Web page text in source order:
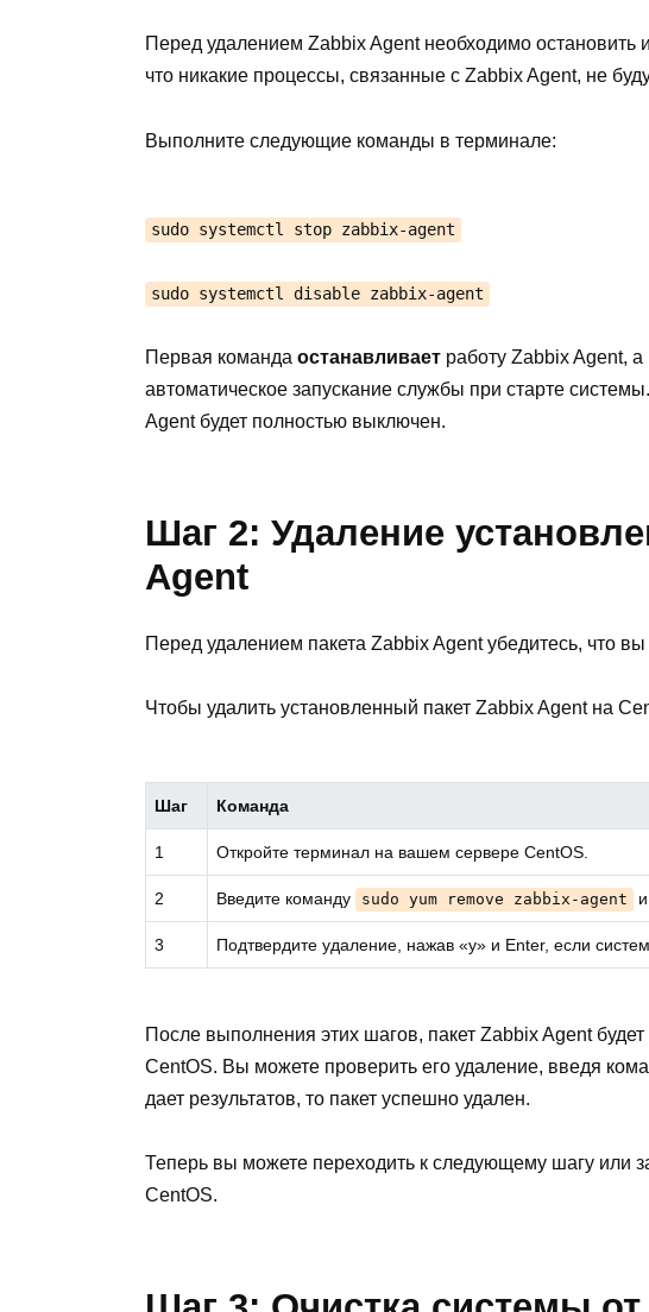
Перед удалением Zabbix Agent необходимо остановить
что никакие процессы, связанные с Zabbix Agent, не
Выполните следующие команды в терминале:
sudo systemctl stop zabbix-agent
sudo systemctl disable zabbix-agent
Первая команда останавливает работу Zabbix Agent,
автоматическое запускание службы при старте
Agent будет полностью выключен.
Шаг 2: Удаление
Agent
Перед удалением пакета Zabbix Agent убедитесь, что
Чтобы удалить установленный пакет Zabbix Agent на
Шаг Команда
1 Откройте терминал на вашем сервере CentOS.
2 Введите команду sudo yum remove zabbix-agent
3 Подтвердите удаление, нажав «y» и Enter, если
После выполнения этих шагов, пакет Zabbix Agent
CentOS. Вы можете проверить его удаление, введя
дает результатов, то пакет успешно удален.
Теперь вы можете переходить к следующему шагу или
CentOS.